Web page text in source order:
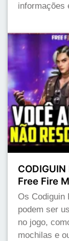
informações
Free Fire
Os Codiguin
podem ser
no jogo,
mochilas e